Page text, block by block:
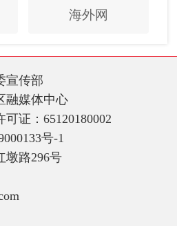
海外网
宣传部
融媒体中心
证：65120180002
号-1
墩路296号